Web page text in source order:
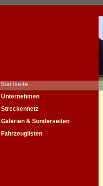
Startseite
Unternehmen
Streckennetz
Galerien & Sonderseiten
Fahrzeuglisten